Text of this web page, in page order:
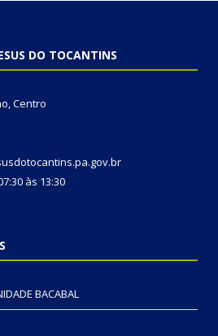
DO TOCANTINS
Centro
às 13:30
BACABAL